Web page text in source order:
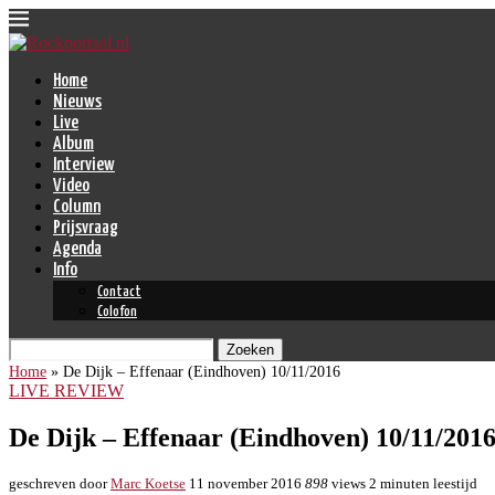
Home
Nieuws
Live
Album
Interview
Video
Column
Prijsvraag
Agenda
Info
Contact
Colofon
Zoeken
Home » De Dijk – Effenaar (Eindhoven) 10/11/2016
LIVE REVIEW
De Dijk – Effenaar (Eindhoven) 10/11/2016
geschreven doorMarc Koetse 11 november 2016 898 views 2 minuten leestijd